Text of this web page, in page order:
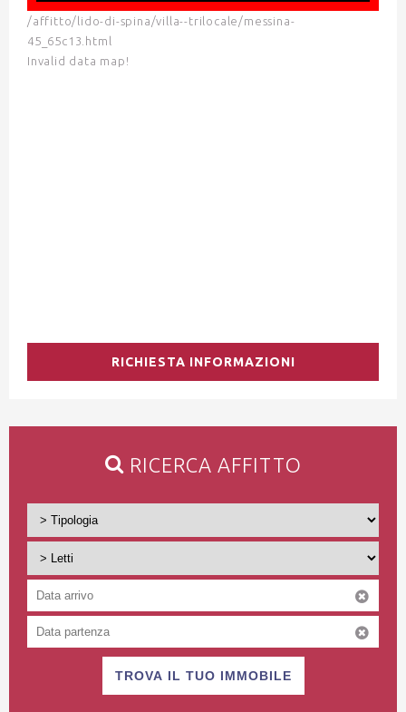
/affitto/lido-di-spina/villa--trilocale/messina-
45_65c13.html
Invalid data map!
RICHIESTA INFORMAZIONI
RICERCA AFFITTO
TROVA IL TUO IMMOBILE